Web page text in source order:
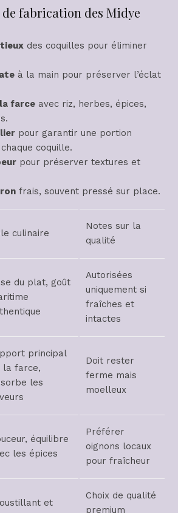
de fabrication des Midye
des coquilles pour éliminer
à la main pour préserver l’éclat
farce avec riz, herbes, épices,
pour garantir une portion
coquille.
pour préserver textures et
frais, souvent pressé sur place.
culinaire
Notes sur la
qualité
du plat, goût
Autorisées
uniquement si
fraîches et
intactes
principal
la farce,
les
Doit rester
ferme mais
moelleux
équilibre
les épices
Préférer
oignons locaux
pour fraîcheur
et
Choix de qualité
premium